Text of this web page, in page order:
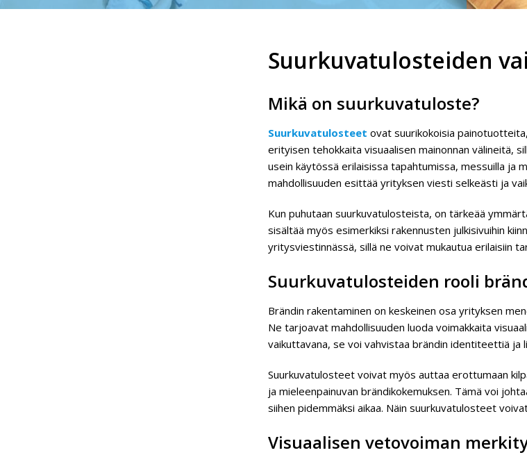
Suurkuvatulosteiden
Mikä on suurkuvatuloste?
Suurkuvatulosteet ovat suurikokoisia
erityisen tehokkaita visuaalisen mainonnan välineitä,
usein käytössä erilaisissa tapahtumissa, messuilla ja
mahdollisuuden esittää yrityksen viesti selkeästi ja
Kun puhutaan suurkuvatulosteista, on tärkeää
sisältää myös esimerkiksi rakennusten julkisivuihin
yritysviestinnässä, sillä ne voivat mukautua erilaisiin
Suurkuvatulosteiden rooli
Brändin rakentaminen on keskeinen osa yrityksen
Ne tarjoavat mahdollisuuden luoda voimakkaita
vaikuttavana, se voi vahvistaa brändin identiteettiä ja
Suurkuvatulosteet voivat myös auttaa erottumaan
ja mieleenpainuvan brändikokemuksen. Tämä voi
siihen pidemmäksi aikaa. Näin suurkuvatulosteet
Visuaalisen vetovoiman